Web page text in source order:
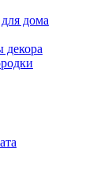
дома
декора